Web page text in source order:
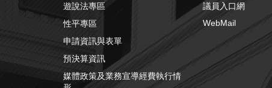
遊說法專區
性平專區
申請資訊與表單
預決算資訊
媒體政策及業務宣導經費執行情
議員入口網
WebMail